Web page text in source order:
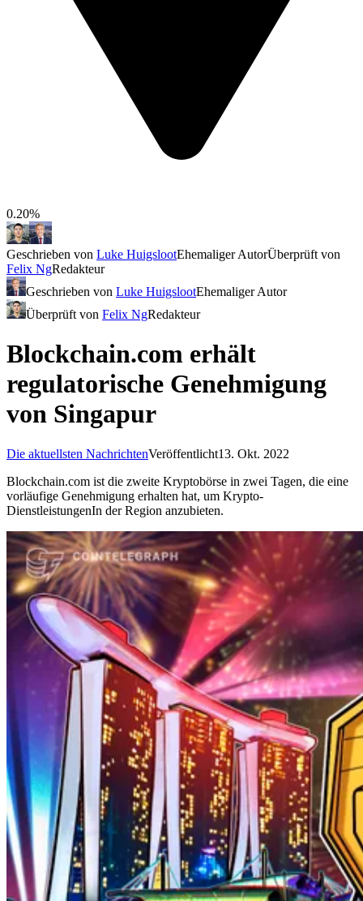
0.20%
Geschrieben von Luke HuigslootEhemaliger AutorÜberprüft von
Felix NgRedakteur
Geschrieben von Luke HuigslootEhemaliger Autor
Überprüft von Felix NgRedakteur
Blockchain.com erhält
regulatorische Genehmigung
von Singapur
Die aktuellsten NachrichtenVeröffentlicht13. Okt. 2022
Blockchain.com ist die zweite Kryptobörse in zwei Tagen, die eine
vorläufige Genehmigung erhalten hat, um Krypto-
DienstleistungenIn der Region anzubieten.